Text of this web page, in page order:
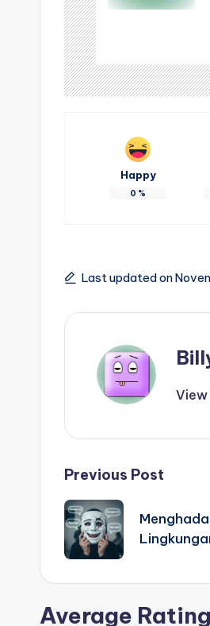
Happy
0 %
Last updated on
View
Post
Previous Post
Average Rating